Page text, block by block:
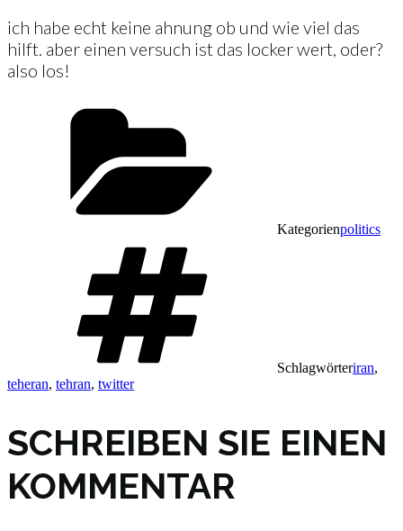
ich habe echt keine ahnung ob und wie viel das
hilft. aber einen versuch ist das locker wert, oder?
also los!
Kategorienpolitics
Schlagwörteriran,
teheran, tehran, twitter
SCHREIBEN SIE EINEN
KOMMENTAR